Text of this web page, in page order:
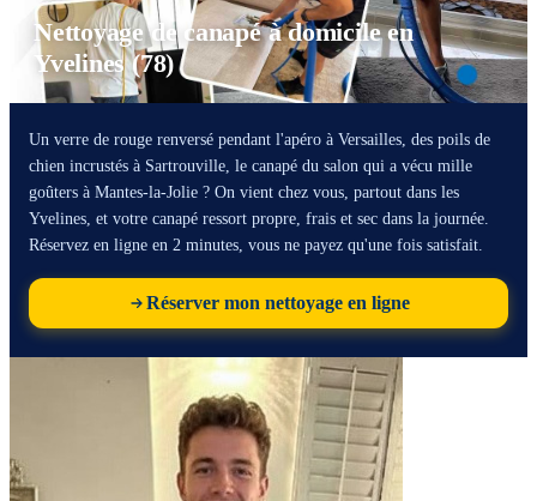
Nettoyage de canapé à domicile en
Yvelines (78)
Un verre de rouge renversé pendant l'apéro à Versailles, des poils de
chien incrustés à Sartrouville, le canapé du salon qui a vécu mille
goûters à Mantes-la-Jolie ? On vient chez vous, partout dans les
Yvelines, et votre canapé ressort propre, frais et sec dans la journée.
Réservez en ligne en 2 minutes, vous ne payez qu'une fois satisfait.
Réserver mon nettoyage en ligne